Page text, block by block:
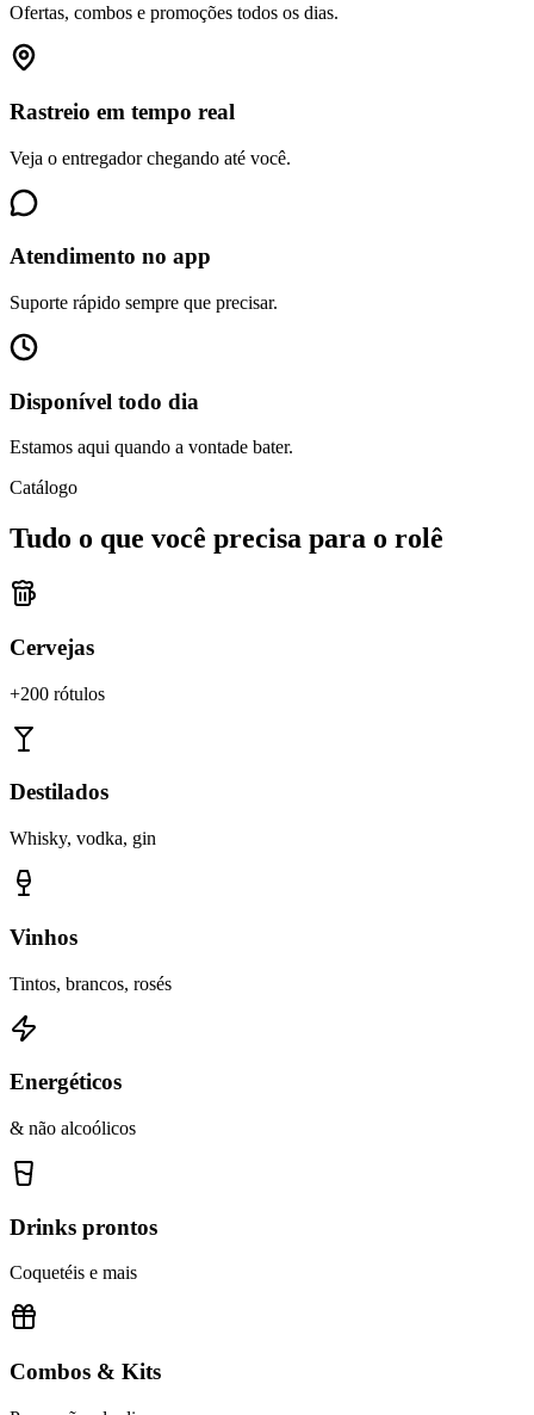
Ofertas, combos e promoções todos os dias.
Rastreio em tempo real
Veja o entregador chegando até você.
Atendimento no app
Suporte rápido sempre que precisar.
Disponível todo dia
Estamos aqui quando a vontade bater.
Catálogo
Tudo o que você precisa para o rolê
Cervejas
+200 rótulos
Destilados
Whisky, vodka, gin
Vinhos
Tintos, brancos, rosés
Energéticos
& não alcoólicos
Drinks prontos
Coquetéis e mais
Combos & Kits